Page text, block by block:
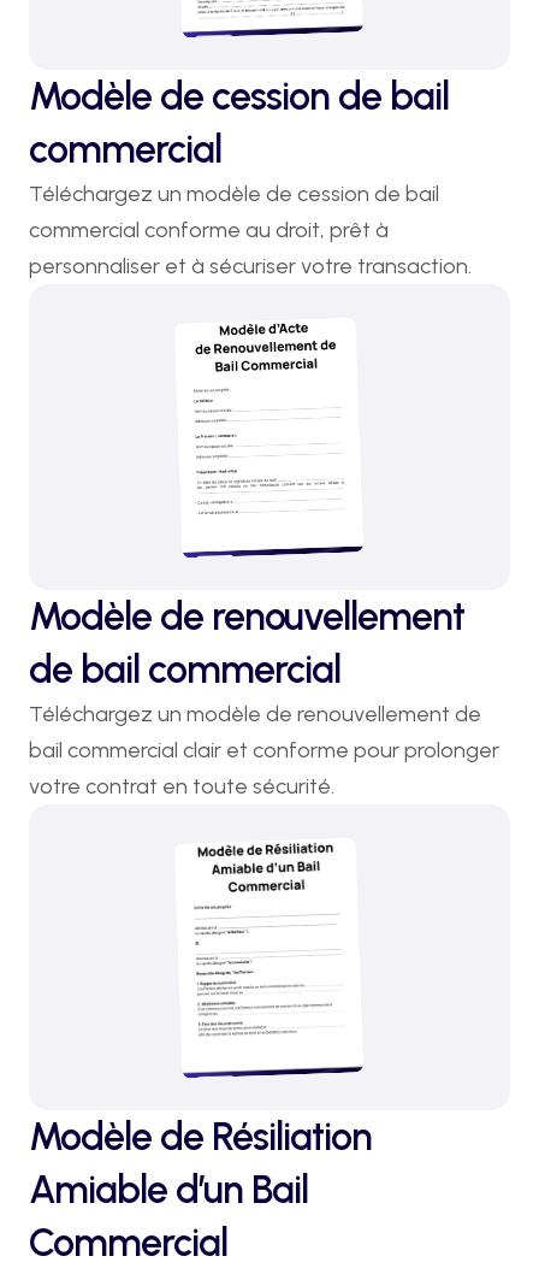
Modèle de cession de bail
commercial
Téléchargez un modèle de cession de bail
commercial conforme au droit, prêt à
personnaliser et à sécuriser votre transaction.
Modèle de renouvellement
de bail commercial
Téléchargez un modèle de renouvellement de
bail commercial clair et conforme pour prolonger
votre contrat en toute sécurité.
Modèle de Résiliation
Amiable d’un Bail
Commercial